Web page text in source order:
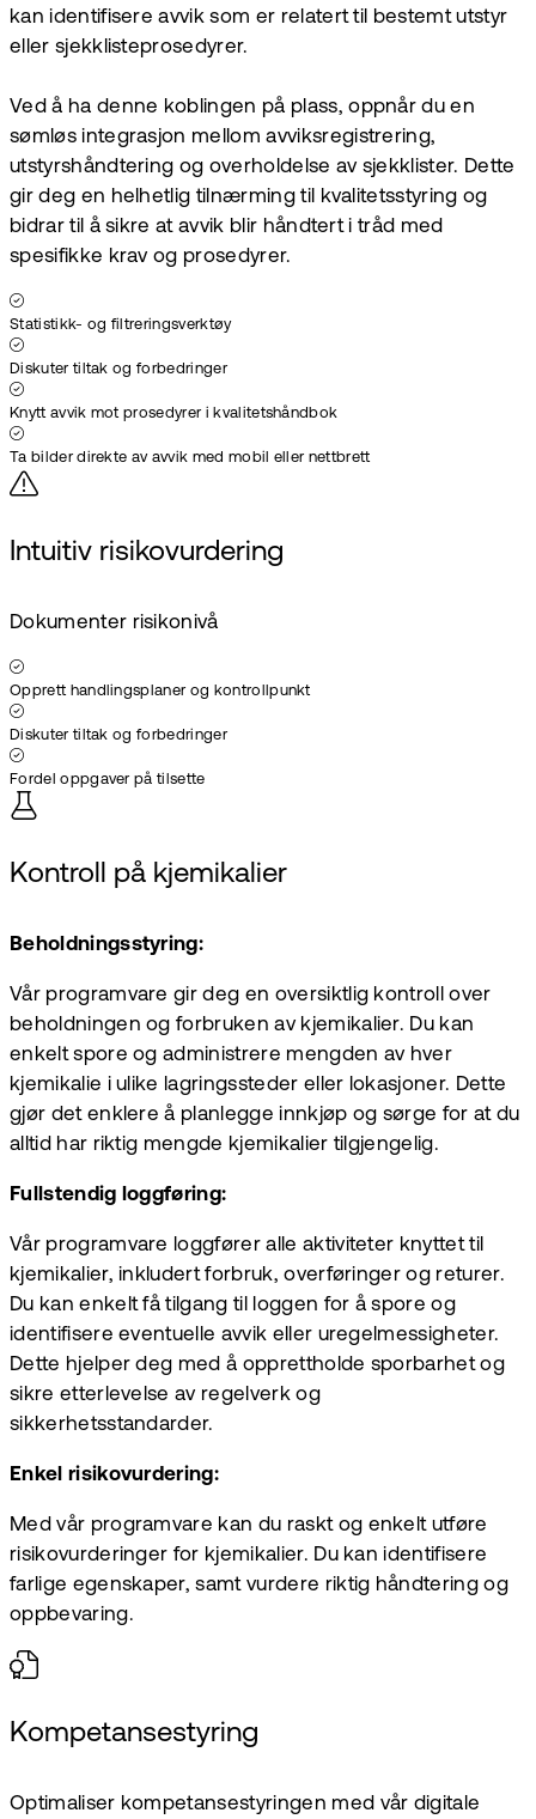
kan identifisere avvik som er relatert til bestemt utstyr
eller sjekklisteprosedyrer.
Ved å ha denne koblingen på plass, oppnår du en
sømløs integrasjon mellom avviksregistrering,
utstyrshåndtering og overholdelse av sjekklister. Dette
gir deg en helhetlig tilnærming til kvalitetsstyring og
bidrar til å sikre at avvik blir håndtert i tråd med
spesifikke krav og prosedyrer.
Statistikk- og filtreringsverktøy
Diskuter tiltak og forbedringer
Knytt avvik mot prosedyrer i kvalitetshåndbok
Ta bilder direkte av avvik med mobil eller nettbrett
Intuitiv risikovurdering
Dokumenter risikonivå
Opprett handlingsplaner og kontrollpunkt
Diskuter tiltak og forbedringer
Fordel oppgaver på tilsette
Kontroll på kjemikalier
Beholdningsstyring:
Vår programvare gir deg en oversiktlig kontroll over
beholdningen og forbruken av kjemikalier. Du kan
enkelt spore og administrere mengden av hver
kjemikalie i ulike lagringssteder eller lokasjoner. Dette
gjør det enklere å planlegge innkjøp og sørge for at du
alltid har riktig mengde kjemikalier tilgjengelig.
Fullstendig loggføring:
Vår programvare loggfører alle aktiviteter knyttet til
kjemikalier, inkludert forbruk, overføringer og returer.
Du kan enkelt få tilgang til loggen for å spore og
identifisere eventuelle avvik eller uregelmessigheter.
Dette hjelper deg med å opprettholde sporbarhet og
sikre etterlevelse av regelverk og
sikkerhetsstandarder.
Enkel risikovurdering:
Med vår programvare kan du raskt og enkelt utføre
risikovurderinger for kjemikalier. Du kan identifisere
farlige egenskaper, samt vurdere riktig håndtering og
oppbevaring.
Kompetansestyring
Optimaliser kompetansestyringen med vår digitale